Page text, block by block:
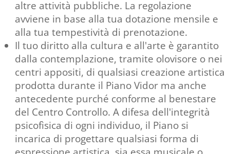
altre attività pubbliche. La regolazione
avviene in base alla tua dotazione mensile e
alla tua tempestività di prenotazione.
Il tuo diritto alla cultura e all'arte è garantito
dalla contemplazione, tramite olovisore o nei
centri appositi, di qualsiasi creazione artistica
prodotta durante il Piano Vidor ma anche
antecedente purché conforme al benestare
del Centro Controllo. A difesa dell'integrità
psicofìsica di ogni individuo, il Piano si
incarica di progettare qualsiasi forma di